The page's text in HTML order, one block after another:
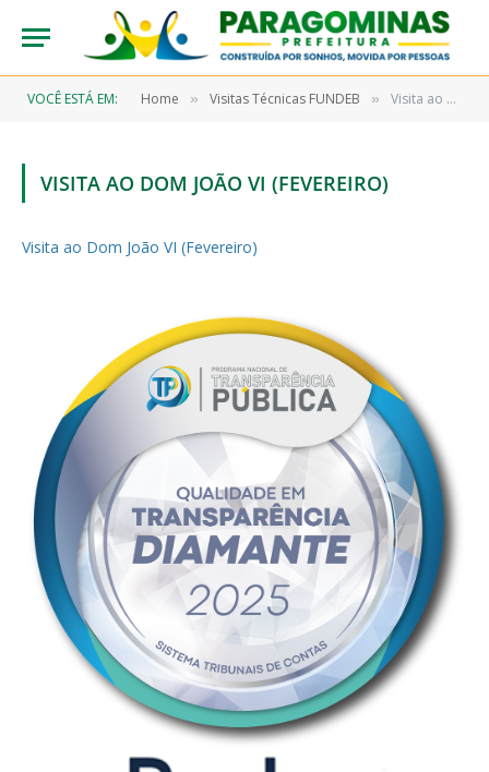
VOCÊ ESTÁ EM: Home » Visitas Técnicas FUNDEB » Visita ao Dom João VI (Fevereiro)
VISITA AO DOM JOÃO VI (FEVEREIRO)
Visita ao Dom João VI (Fevereiro)